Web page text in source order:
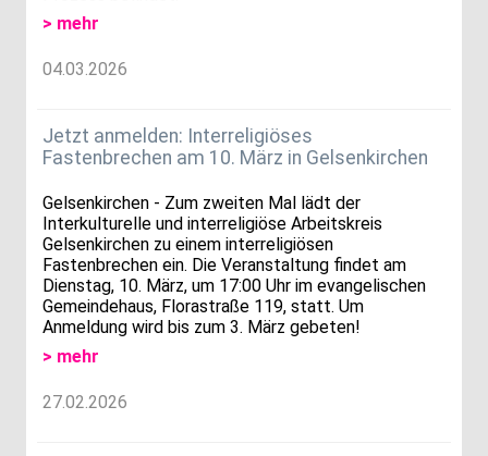
> mehr
04.03.2026
Jetzt anmelden: Interreligiöses
Fastenbrechen am 10. März in Gelsenkirchen
Gelsenkirchen - Zum zweiten Mal lädt der
Interkulturelle und interreligiöse Arbeitskreis
Gelsenkirchen zu einem interreligiösen
Fastenbrechen ein. Die Veranstaltung findet am
Dienstag, 10. März, um 17:00 Uhr im evangelischen
Gemeindehaus, Florastraße 119, statt. Um
Anmeldung wird bis zum 3. März gebeten!
> mehr
27.02.2026